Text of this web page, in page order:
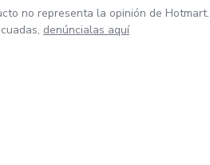
no representa la opinión de Hotmart.
denúncialas aquí